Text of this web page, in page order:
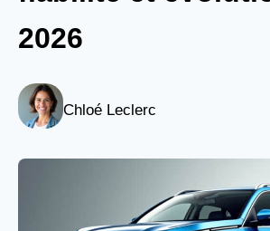
2026
Chloé Leclerc